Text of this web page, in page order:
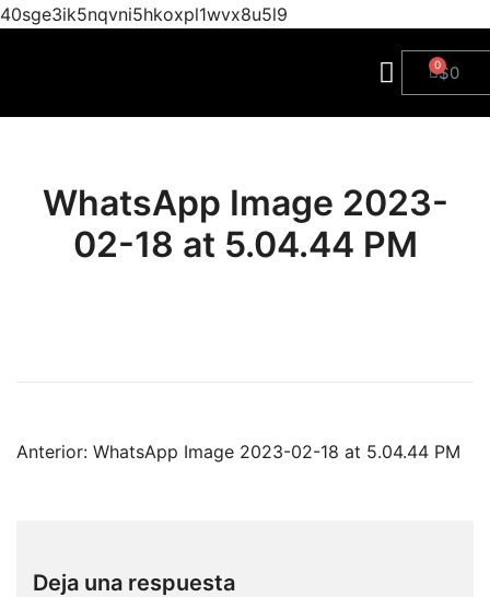
40sge3ik5nqvni5hkoxpl1wvx8u5l9
$0
WhatsApp Image 2023-
02-18 at 5.04.44 PM
Anterior: WhatsApp Image 2023-02-18 at 5.04.44 PM
Deja una respuesta